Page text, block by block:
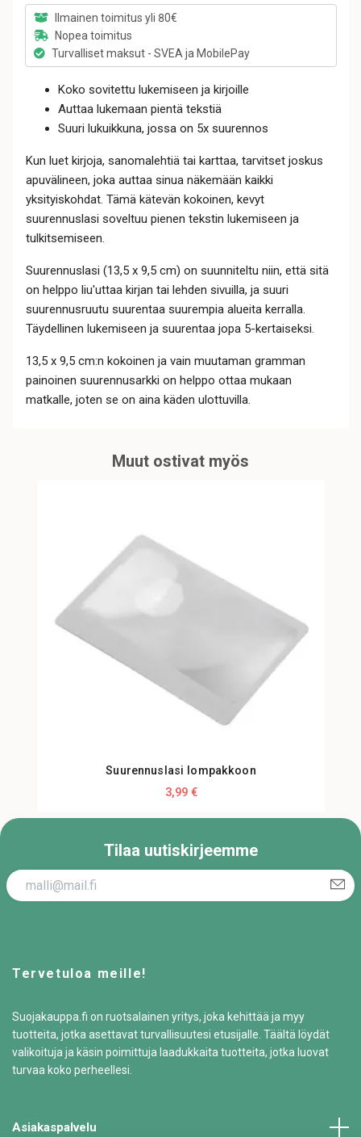
Ilmainen toimitus yli 80€
Nopea toimitus
Turvalliset maksut - SVEA ja MobilePay
Koko sovitettu lukemiseen ja kirjoille
Auttaa lukemaan pientä tekstiä
Suuri lukuikkuna, jossa on 5x suurennos
Kun luet kirjoja, sanomalehtiä tai karttaa, tarvitset joskus
apuvälineen, joka auttaa sinua näkemään kaikki
yksityiskohdat. Tämä kätevän kokoinen, kevyt
suurennuslasi soveltuu pienen tekstin lukemiseen ja
tulkitsemiseen.
Suurennuslasi (13,5 x 9,5 cm) on suunniteltu niin, että sitä
on helppo liu'uttaa kirjan tai lehden sivuilla, ja suuri
suurennusruutu suurentaa suurempia alueita kerralla.
Täydellinen lukemiseen ja suurentaa jopa 5-kertaiseksi.
13,5 x 9,5 cm:n kokoinen ja vain muutaman gramman
painoinen suurennusarkki on helppo ottaa mukaan
matkalle, joten se on aina käden ulottuvilla.
Muut ostivat myös
Suurennuslasi lompakkoon
3,99 €
Tilaa uutiskirjeemme
Tervetuloa meille!
Suojakauppa.fi on ruotsalainen yritys, joka kehittää ja myy
tuotteita, jotka asettavat turvallisuutesi etusijalle. Täältä löydät
valikoituja ja käsin poimittuja laadukkaita tuotteita, jotka luovat
turvaa koko perheellesi.
Asiakaspalvelu